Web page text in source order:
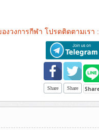
งวงการกีฬา โปรดติดตามเรา :
Share Share